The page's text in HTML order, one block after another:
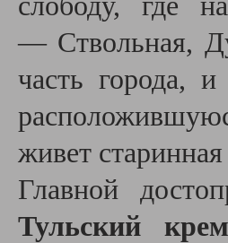
— Ствольная,
часть города,
живет
Главной
Тульский